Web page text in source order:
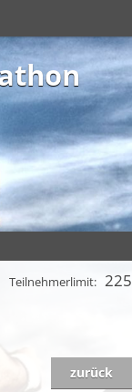
Teilnehmerlimit: 225
zurück